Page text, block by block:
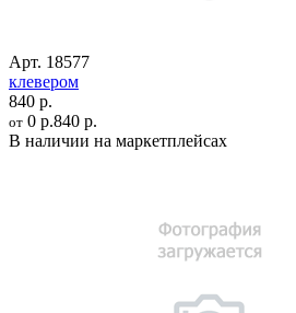
Арт. 18577
клевером
840 р.
от 0 р.840 р.
В наличии на маркетплейсах